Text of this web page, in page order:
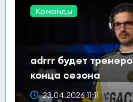
Команды
adrrr будет
конца сезона
23.04.2026 11:11